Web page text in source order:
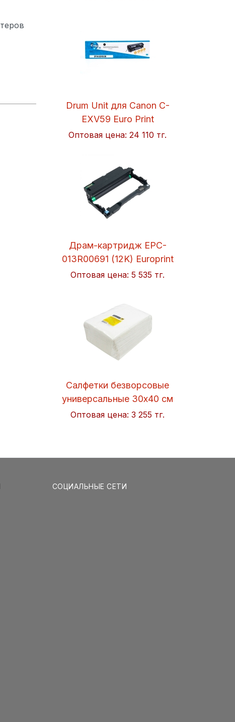
Drum Unit для Canon C-
EXV59 Euro Print
Оптовая цена:24 110 тг.
Драм-картридж EPC-
013R00691 (12K) Europrint
Оптовая цена:5 535 тг.
Салфетки безворсовые
универсальные 30x40 см
Soft 50шт/упак. Hi-BLACK
Оптовая цена:3 255 тг.
СОЦИАЛЬНЫЕ СЕТИ